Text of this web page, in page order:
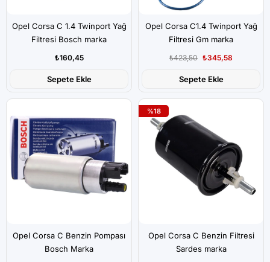
Opel Corsa C 1.4 Twinport Yağ
Filtresi Bosch marka
₺160,45
Sepete Ekle
Opel Corsa C1.4 Twinport Yağ
Filtresi Gm marka
₺345,58
₺423,50
Sepete Ekle
Opel Corsa C Benzin Pompası
Bosch Marka
Opel Corsa C Benzin Filtresi
Sardes marka
%18